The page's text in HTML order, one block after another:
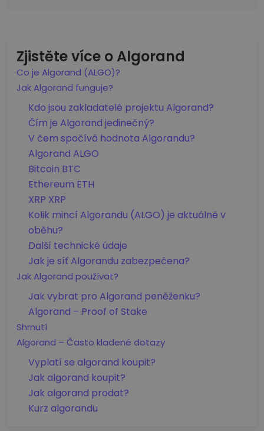
Zjistěte více o Algorand
Co je Algorand (ALGO)?
Jak Algorand funguje?
Kdo jsou zakladatelé projektu Algorand?
Čím je Algorand jedinečný?
V čem spočívá hodnota Algorandu?
Algorand ALGO
Bitcoin BTC
Ethereum ETH
XRP XRP
Kolik mincí Algorandu (ALGO) je aktuálně v
oběhu?
Další technické údaje
Jak je síť Algorandu zabezpečena?
Jak Algorand používat?
Jak vybrat pro Algorand peněženku?
Algorand – Proof of Stake
Shrnutí
Algorand – Často kladené dotazy
Vyplatí se algorand koupit?
Jak algorand koupit?
Jak algorand prodat?
Kurz algorandu